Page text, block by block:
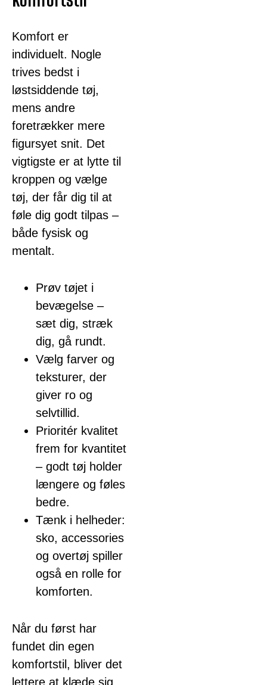
Komfort er
individuelt. Nogle
trives bedst i
løstsiddende tøj,
mens andre
foretrækker mere
figursyet snit. Det
vigtigste er at lytte til
kroppen og vælge
tøj, der får dig til at
føle dig godt tilpas –
både fysisk og
mentalt.
Prøv tøjet i
bevægelse –
sæt dig, stræk
dig, gå rundt.
Vælg farver og
teksturer, der
giver ro og
selvtillid.
Prioritér kvalitet
frem for kvantitet
– godt tøj holder
længere og føles
bedre.
Tænk i helheder:
sko, accessories
og overtøj spiller
også en rolle for
komforten.
Når du først har
fundet din egen
komfortstil, bliver det
lettere at klæde sig